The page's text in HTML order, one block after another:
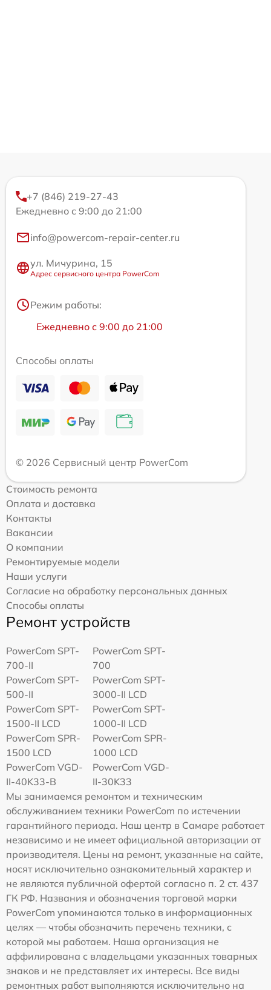
+7 (846) 219-27-43
Ежедневно с 9:00 до 21:00
info@powercom-repair-center.ru
ул. Мичурина, 15
Адрес сервисного центра PowerCom
Режим работы:
Ежедневно с 9:00 до 21:00
Способы оплаты
© 2026 Сервисный центр PowerCom
Стоимость ремонта
Оплата и доставка
Контакты
Вакансии
О компании
Ремонтируемые модели
Наши услуги
Согласие на обработку персональных данных
Способы оплаты
Ремонт устройств
PowerCom SPT-
700-II
PowerCom SPT-
700
PowerCom SPT-
500-II
PowerCom SPT-
3000-II LCD
PowerCom SPT-
1500-II LCD
PowerCom SPT-
1000-II LCD
PowerCom SPR-
1500 LCD
PowerCom SPR-
1000 LCD
PowerCom VGD-
II-40K33-B
PowerCom VGD-
II-30K33
Мы занимаемся ремонтом и техническим
обслуживанием техники PowerCom по истечении
гарантийного периода. Наш центр в Самаре работает
независимо и не имеет официальной авторизации от
производителя. Цены на ремонт, указанные на сайте,
носят исключительно ознакомительный характер и
не являются публичной офертой согласно п. 2 ст. 437
ГК РФ. Названия и обозначения торговой марки
PowerCom упоминаются только в информационных
целях — чтобы обозначить перечень техники, с
которой мы работаем. Наша организация не
аффилирована с владельцами указанных товарных
знаков и не представляет их интересы. Все виды
ремонтных работ выполняются исключительно на